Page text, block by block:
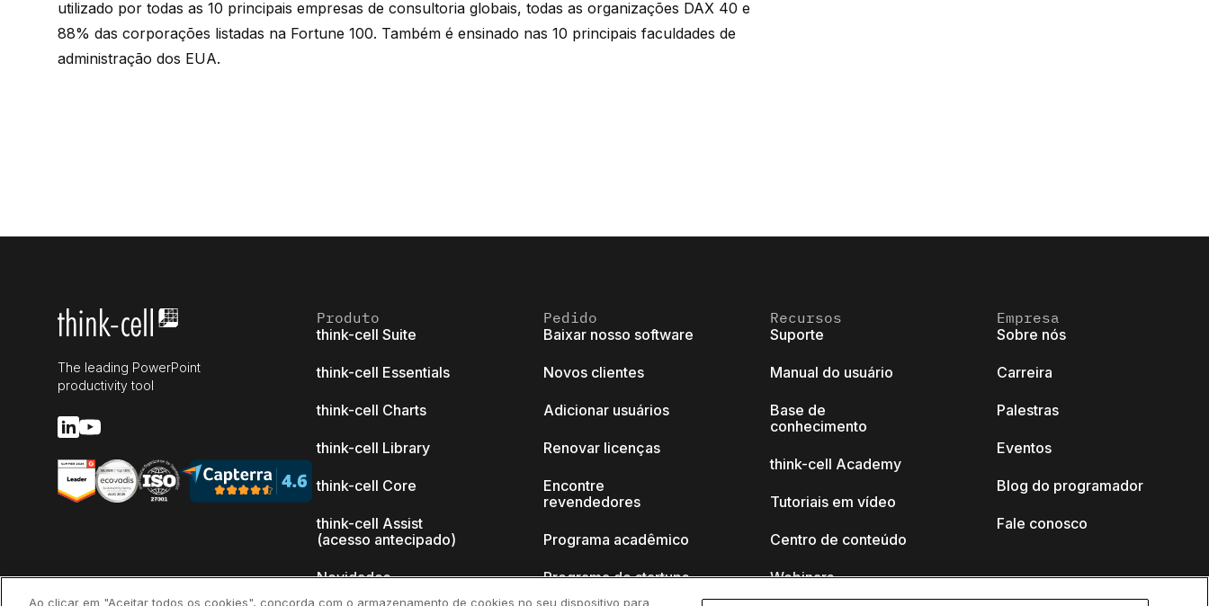
utilizado por todas as 10 principais empresas de consultoria globais, todas as organizações DAX 40 e
88% das corporações listadas na Fortune 100. Também é ensinado nas 10 principais faculdades de
administração dos EUA.
The leading PowerPoint
productivity tool
Produto
think-cell Suite
think-cell Essentials
think-cell Charts
think-cell Library
think-cell Core
think-cell Assist
(acesso antecipado)
Novidades
Pedido
Baixar nosso software
Novos clientes
Adicionar usuários
Renovar licenças
Encontre
revendedores
Programa acadêmico
Programa de startups
Recursos
Suporte
Manual do usuário
Base de
conhecimento
think-cell Academy
Tutoriais em vídeo
Centro de conteúdo
Webinars
Empresa
Sobre nós
Carreira
Palestras
Eventos
Blog do programador
Fale conosco
Ao clicar em "Aceitar todos os cookies", concorda com o armazenamento de cookies no seu dispositivo para